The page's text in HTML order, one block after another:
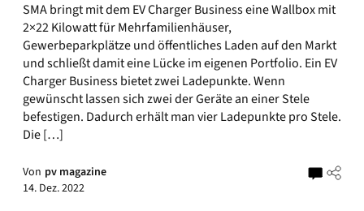
SMA bringt mit dem EV Charger Business eine Wallbox mit
2×22 Kilowatt für Mehrfamilienhäuser,
Gewerbeparkplätze und öffentliches Laden auf den Markt
und schließt damit eine Lücke im eigenen Portfolio. Ein EV
Charger Business bietet zwei Ladepunkte. Wenn
gewünscht lassen sich zwei der Geräte an einer Stele
befestigen. Dadurch erhält man vier Ladepunkte pro Stele.
Die […]
Von pv magazine
14. Dez. 2022